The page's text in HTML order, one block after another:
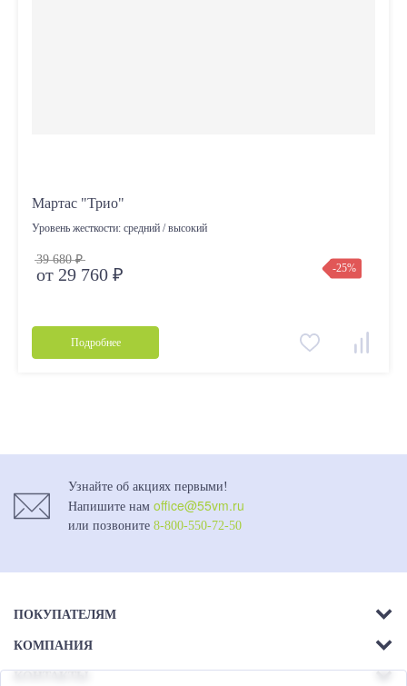
Мартас "Трио"
Уровень жесткости: средний / высокий
39 680 ₽
от 29 760 ₽ -25%
Подробнее
Узнайте об акциях первыми!
Напишите нам office@55vm.ru
или позвоните 8-800-550-72-50
ПОКУПАТЕЛЯМ
Акции
КОМПАНИЯ